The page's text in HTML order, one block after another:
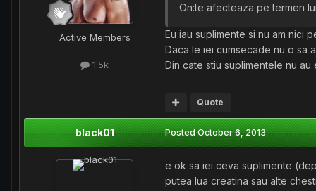
Active Members
1.5k
On:te afecteaza pe termen
Eu iau suplimente si nu am nici
Daca le iei cumsecade nu o sa
Din cate stiu suplimentele nu
Quote
black01 PostedOctober 6, 2013
e ok sa iei ceva suplimente
putea lua creatina sau alte